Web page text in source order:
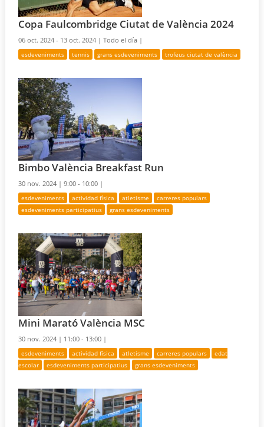
Copa Faulcombridge Ciutat de València 2024
06 oct. 2024 - 13 oct. 2024 |Todo el día |
esdeveniments tennis grans esdeveniments trofeus ciutat de valència
Bimbo València Breakfast Run
30 nov. 2024 |9:00 - 10:00 |
esdeveniments actividad física atletisme
carreres populars
esdeveniments participatius
grans esdeveniments
Mini Marató València MSC
30 nov. 2024 | 11:00 - 13:00 |
esdeveniments actividad física atletisme carreres populars
edat
escolar
esdeveniments participatius grans esdeveniments